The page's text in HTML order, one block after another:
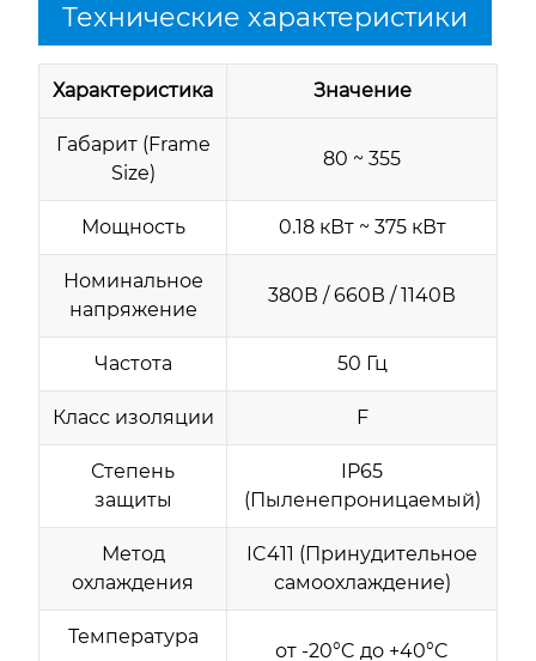
Технические характеристики
Характеристика Значение
Габарит (Frame
Size)
80 ~ 355
Мощность 0.18 кВт ~ 375 кВт
Номинальное
напряжение
380В / 660В / 1140В
Частота 50 Гц
Класс изоляции F
Степень
защиты
IP65
(Пыленепроницаемый)
Метод
охлаждения
IC411 (Принудительное
самоохлаждение)
Температура
от -20°C до +40°C